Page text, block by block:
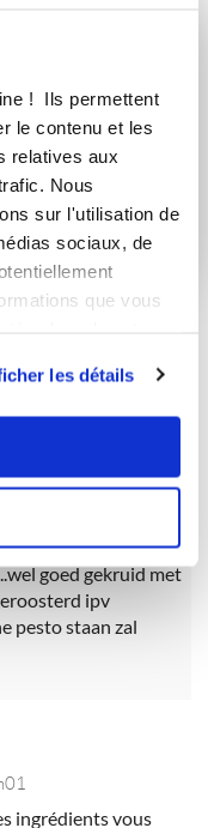
! Ils permettent
le contenu et les
relatives aux
Nous
sur l'utilisation de
sociaux, de
que vous
les détails
cette recette
le Club
goed gekruid met
ipv
pesto staan zal
ingrédients vous